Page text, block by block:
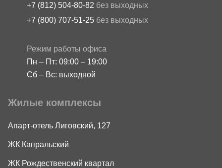
+7 (812) 504-80-82 без выходных
+7 (800) 707-51-25 без выходных
Режим работы офиса
Пн – Пт: 09:00 – 19:00
Сб – Вс: выходной
Жилые комплексы
Апарт-отель Лиговский, 127
ЖК Капральский
ЖК Рождественский квартал